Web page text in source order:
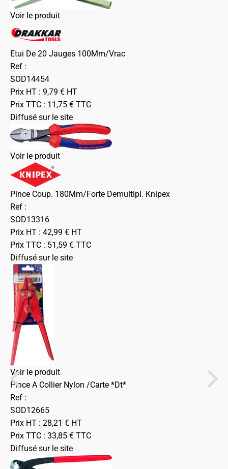
Voir le produit
Etui De 20 Jauges 100Mm/Vrac
Ref :
SOD14454
Prix HT : 9,79 € HT
Prix TTC : 11,75 € TTC
Diffusé sur le site
Voir le produit
Pince Coup. 180Mm/Forte Demultipl. Knipex
Ref :
SOD13316
Prix HT : 42,99 € HT
Prix TTC : 51,59 € TTC
Diffusé sur le site
Voir le produit
Pince A Collier Nylon /Carte *Dt*
Ref :
SOD12665
Prix HT : 28,21 € HT
Prix TTC : 33,85 € TTC
Diffusé sur le site